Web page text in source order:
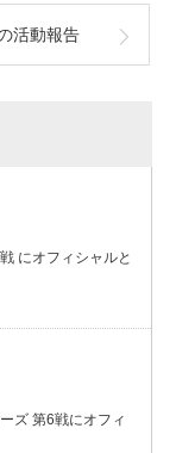
活動報告
にオフィシャルと
ズ 第6戦にオフィ